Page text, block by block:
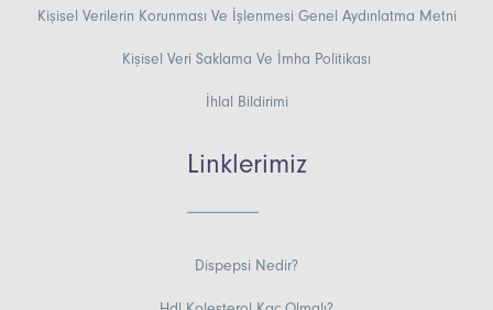
Kişisel Verilerin Korunması Ve İşlenmesi Genel Aydınlatma Metni
Kişisel Veri Saklama Ve İmha Politikası
İhlal Bildirimi
Linklerimiz
Dispepsi Nedir?